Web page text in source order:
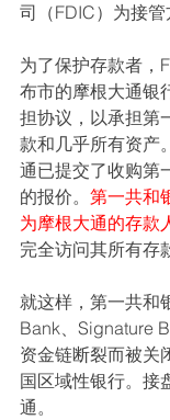
司（FDIC）为接管
为了保护存款者，
布市的摩根大通银
担协议，以承担第
款和几乎所有资产
通已提交了收购第
的报价。 第一共和
为摩根大通的存款
完全访问其所有存
就这样，第一共和
Bank、Signature
资金链断裂而被关
国区域性银行。接
通。